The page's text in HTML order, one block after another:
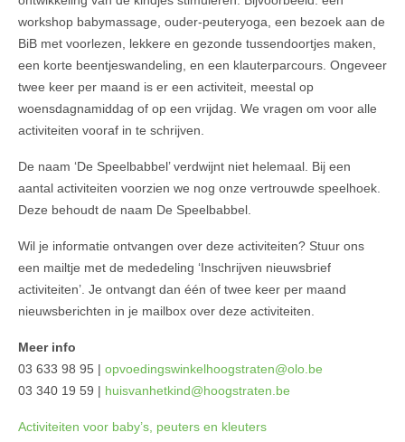
workshop babymassage, ouder-peuteryoga, een bezoek aan de
BiB met voorlezen, lekkere en gezonde tussendoortjes maken,
een korte beentjeswandeling, en een klauterparcours. Ongeveer
twee keer per maand is er een activiteit, meestal op
woensdagnamiddag of op een vrijdag. We vragen om voor alle
activiteiten vooraf in te schrijven.
De naam ‘De Speelbabbel’ verdwijnt niet helemaal. Bij een
aantal activiteiten voorzien we nog onze vertrouwde speelhoek.
Deze behoudt de naam De Speelbabbel.
Wil je informatie ontvangen over deze activiteiten? Stuur ons
een mailtje met de mededeling ‘Inschrijven nieuwsbrief
activiteiten’. Je ontvangt dan één of twee keer per maand
nieuwsberichten in je mailbox over deze activiteiten.
Meer info
03 633 98 95 | opvoedingswinkelhoogstraten@olo.be
03 340 19 59 |
huisvanhetkind@hoogstraten.be
Activiteiten voor baby’s, peuters en kleuters